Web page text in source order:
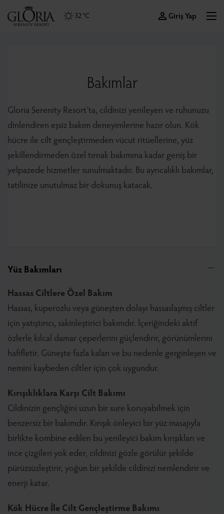
32 °C Giriş Yap
Bakımlar
Gloria Serenity Resort’ta, cildinizi yenileyen ve ruhunuzu
dinlendiren eşsiz bakım deneyimlerine hazır olun. Kök
hücre ile cilt gençleştirmeden vücut ritüellerine, yüz
şekillendirmeden özel tırnak bakımına kadar geniş bir
yelpazede hizmetler sunulmaktadır. Bu ayrıcalıklı bakımlar,
tatilinize unutulmaz bir dokunuş katacak.
Yüz Bakımları
Hassas Ciltlere Özel Bakım
Hassas, kuperozlu veya güneşten dolayı hassaslaşmış ciltler
için yatıştırıcı, sakinleştirici bakımdır. İçeriğindeki aktif
özlerle kılcal damar çeperlerini güçlendirir, görünümlerini
hafifletir. Güneşte fazla kalan ve bu nedenle gerginleşen ve
nemini kaybeden ciltler için çok uygundur.
Kırışıklıklara Karşı Cilt Bakımı
Cildinizin gençliğini uzun bir sure koruyabilmek için
benzersiz bir bakımdır. Kırışık önleyici bir yüz masajıyla
birlikte kombine edilen bu yenileyici bakım kırışıkları ve
ince çizgileri yok eder, cildinizi gözle görülür şekilde
pürüzsüzleştirir, yoğun bir şekilde cildinizi nemlendirir ve
enerji katar.
Kök Hücre İle Cilt Gençleştirme Bakımı